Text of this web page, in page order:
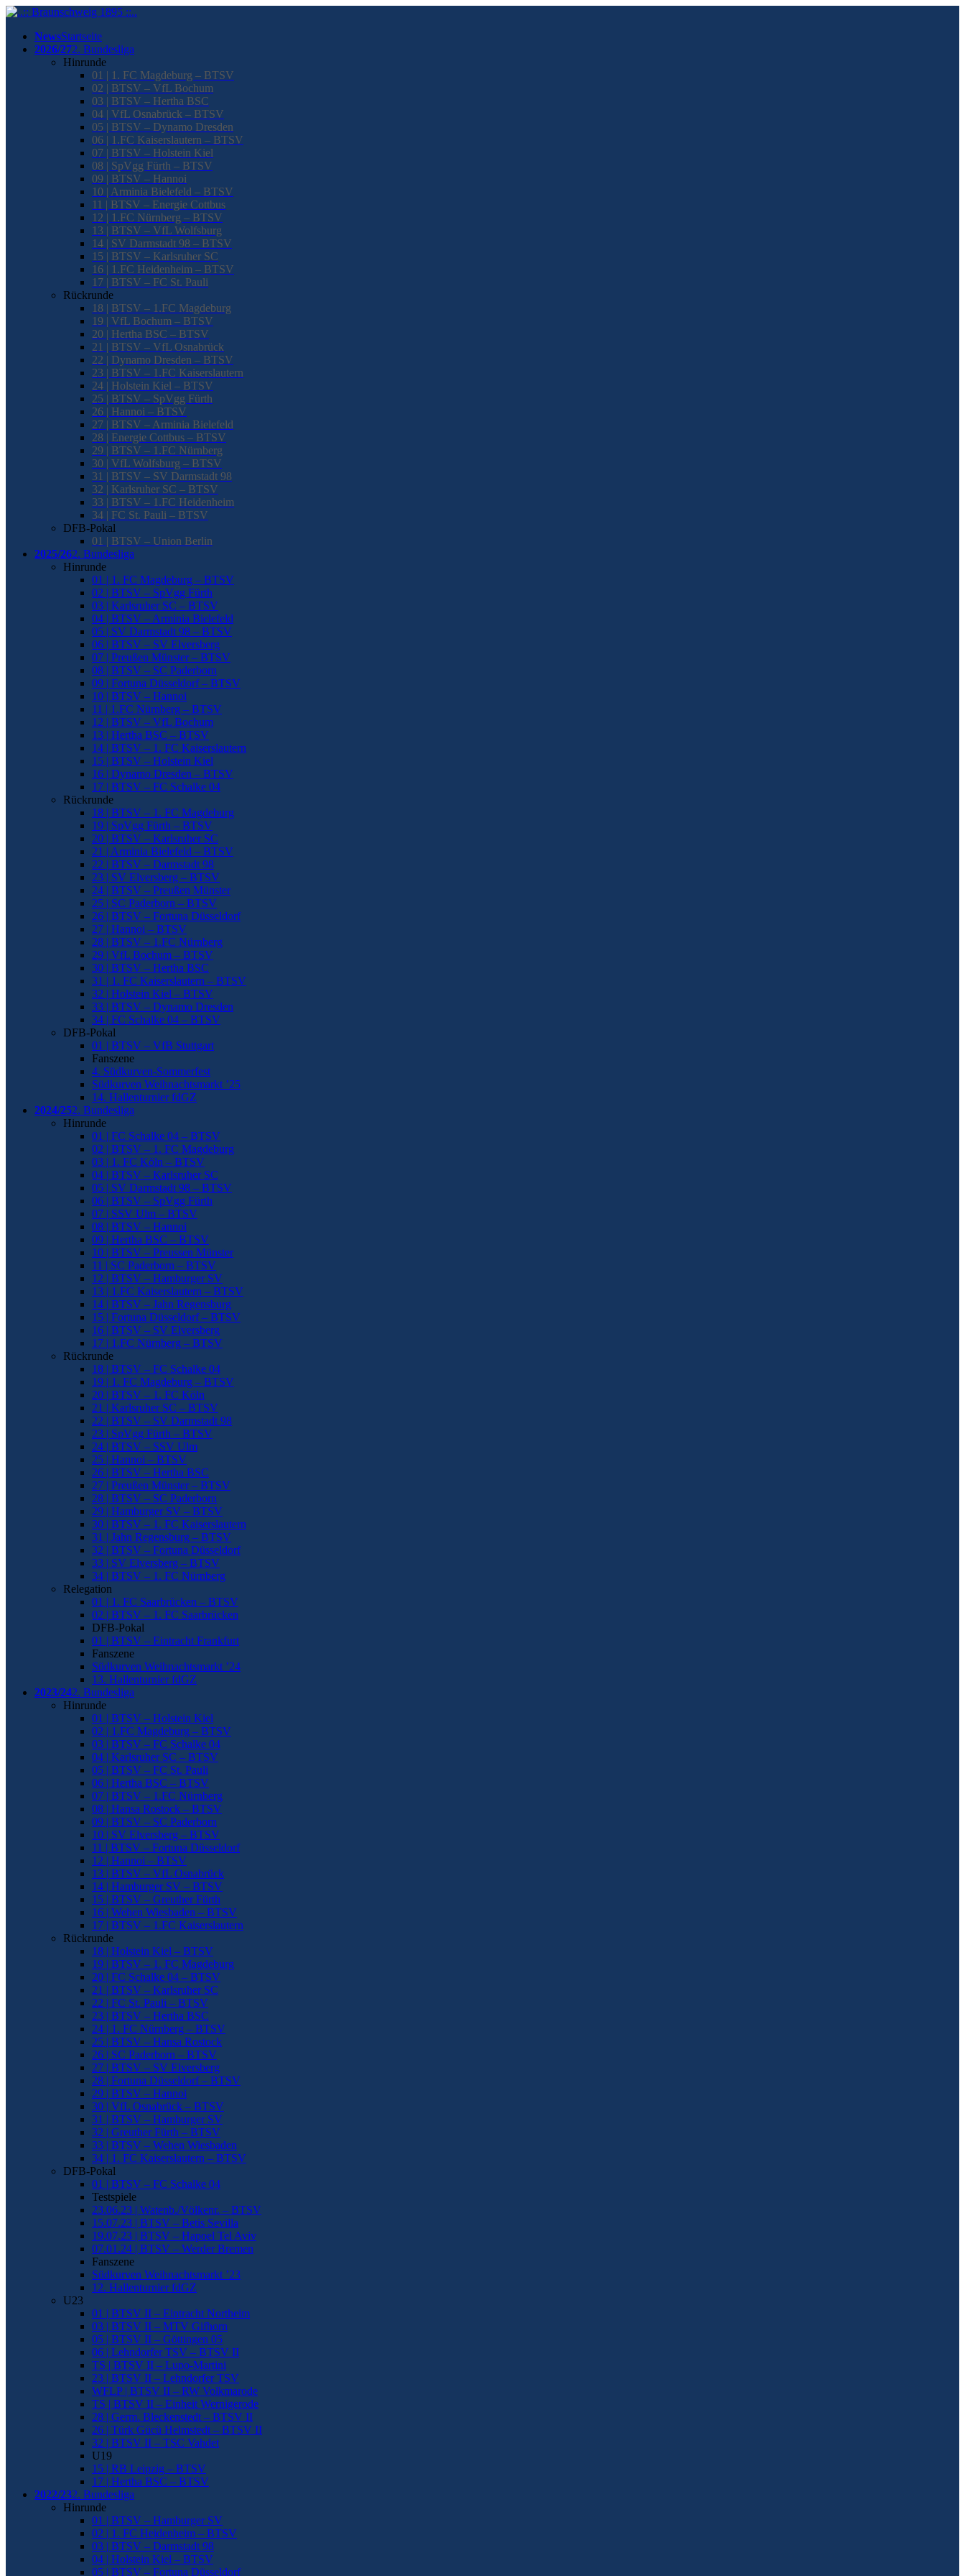
NewsStartseite
2026/272. Bundesliga
Hinrunde
01 | 1. FC Magdeburg – BTSV
02 | BTSV – VfL Bochum
03 | BTSV – Hertha BSC
04 | VfL Osnabrück – BTSV
05 | BTSV – Dynamo Dresden
06 | 1.FC Kaiserslautern – BTSV
07 | BTSV – Holstein Kiel
08 | SpVgg Fürth – BTSV
09 | BTSV – Hannoi
10 | Arminia Bielefeld – BTSV
11 | BTSV – Energie Cottbus
12 | 1.FC Nürnberg – BTSV
13 | BTSV – VfL Wolfsburg
14 | SV Darmstadt 98 – BTSV
15 | BTSV – Karlsruher SC
16 | 1.FC Heidenheim – BTSV
17 | BTSV – FC St. Pauli
Rückrunde
18 | BTSV – 1.FC Magdeburg
19 | VfL Bochum – BTSV
20 | Hertha BSC – BTSV
21 | BTSV – VfL Osnabrück
22 | Dynamo Dresden – BTSV
23 | BTSV – 1.FC Kaiserslautern
24 | Holstein Kiel – BTSV
25 | BTSV – SpVgg Fürth
26 | Hannoi – BTSV
27 | BTSV – Arminia Bielefeld
28 | Energie Cottbus – BTSV
29 | BTSV – 1.FC Nürnberg
30 | VfL Wolfsburg – BTSV
31 | BTSV – SV Darmstadt 98
32 | Karlsruher SC – BTSV
33 | BTSV – 1.FC Heidenheim
34 | FC St. Pauli – BTSV
DFB-Pokal
01 | BTSV – Union Berlin
2025/262. Bundesliga
Hinrunde
01 | 1. FC Magdeburg – BTSV
02 | BTSV – SpVgg Fürth
03 | Karlsruher SC – BTSV
04 | BTSV – Arminia Bielefeld
05 | SV Darmstadt 98 – BTSV
06 | BTSV – SV Elversberg
07 | Preußen Münster – BTSV
08 | BTSV – SC Paderborn
09 | Fortuna Düsseldorf – BTSV
10 | BTSV – Hannoi
11 | 1.FC Nürnberg – BTSV
12 | BTSV – VfL Bochum
13 | Hertha BSC – BTSV
14 | BTSV – 1. FC Kaiserslautern
15 | BTSV – Holstein Kiel
16 | Dynamo Dresden – BTSV
17 | BTSV – FC Schalke 04
Rückrunde
18 | BTSV – 1. FC Magdeburg
19 | SpVgg Fürth – BTSV
20 | BTSV – Karlsruher SC
21 | Arminia Bielefeld – BTSV
22 | BTSV – Darmstadt 98
23 | SV Elversberg – BTSV
24 | BTSV – Preußen Münster
25 | SC Paderborn – BTSV
26 | BTSV – Fortuna Düsseldorf
27 | Hannoi – BTSV
28 | BTSV – 1.FC Nürnberg
29 | VfL Bochum – BTSV
30 | BTSV – Hertha BSC
31 | 1. FC Kaiserslautern – BTSV
32 | Holstein Kiel – BTSV
33 | BTSV – Dynamo Dresden
34 | FC Schalke 04 – BTSV
DFB-Pokal
01 | BTSV – VfB Stuttgart
Fanszene
4. Südkurven-Sommerfest
Südkurven Weihnachtsmarkt ’25
14. Hallenturnier fdGZ
2024/252. Bundesliga
Hinrunde
01 | FC Schalke 04 – BTSV
02 | BTSV – 1. FC Magdeburg
03 | 1. FC Köln – BTSV
04 | BTSV – Karlsruher SC
05 | SV Darmstadt 98 – BTSV
06 | BTSV – SpVgg Fürth
07 | SSV Ulm – BTSV
08 | BTSV – Hannoi
09 | Hertha BSC – BTSV
10 | BTSV – Preussen Münster
11 | SC Paderborn – BTSV
12 | BTSV – Hamburger SV
13 | 1.FC Kaiserslautern – BTSV
14 | BTSV – Jahn Regensburg
15 | Fortuna Düsseldorf – BTSV
16 | BTSV – SV Elversberg
17 | 1.FC Nürnberg – BTSV
Rückrunde
18 | BTSV – FC Schalke 04
19 | 1. FC Magdeburg – BTSV
20 | BTSV – 1. FC Köln
21 | Karlsruher SC – BTSV
22 | BTSV – SV Darmstadt 98
23 | SpVgg Fürth – BTSV
24 | BTSV – SSV Ulm
25 | Hannoi – BTSV
26 | BTSV – Hertha BSC
27 | Preußen Münster – BTSV
28 | BTSV – SC Paderborn
29 | Hamburger SV – BTSV
30 | BTSV – 1. FC Kaiserslautern
31 | Jahn Regensburg – BTSV
32 | BTSV – Fortuna Düsseldorf
33 | SV Elversberg – BTSV
34 | BTSV – 1. FC Nürnberg
Relegation
01 | 1. FC Saarbrücken – BTSV
02 | BTSV – 1. FC Saarbrücken
DFB-Pokal
01 | BTSV – Eintracht Frankfurt
Fanszene
Südkurven Weihnachtsmarkt ’24
13. Hallenturnier fdGZ
2023/242. Bundesliga
Hinrunde
01 | BTSV – Holstein Kiel
02 | 1.FC Magdeburg – BTSV
03 | BTSV – FC Schalke 04
04 | Karlsruher SC – BTSV
05 | BTSV – FC St. Pauli
06 | Hertha BSC – BTSV
07 | BTSV – 1.FC Nürnberg
08 | Hansa Rostock – BTSV
09 | BTSV – SC Paderborn
10 | SV Elversberg – BTSV
11 | BTSV – Fortuna Düsseldorf
12 | Hannoi – BTSV
13 | BTSV – VfL Osnabrück
14 | Hamburger SV – BTSV
15 | BTSV – Greuther Fürth
16 | Wehen Wiesbaden – BTSV
17 | BTSV – 1.FC Kaiserslautern
Rückrunde
18 | Holstein Kiel – BTSV
19 | BTSV – 1. FC Magdeburg
20 | FC Schalke 04 – BTSV
21 | BTSV – Karlsruher SC
22 | FC St. Pauli – BTSV
23 | BTSV – Hertha BSC
24 | 1. FC Nürnberg – BTSV
25 | BTSV – Hansa Rostock
26 | SC Paderborn – BTSV
27 | BTSV – SV Elversberg
28 | Fortuna Düsseldorf – BTSV
29 | BTSV – Hannoi
30 | VfL Osnabrück – BTSV
31 | BTSV – Hamburger SV
32 | Greuther Fürth – BTSV
33 | BTSV – Wehen Wiesbaden
34 | 1. FC Kaiserslautern – BTSV
DFB-Pokal
01 | BTSV – FC Schalke 04
Testspiele
23.06.23 | Watenb./Völkenr. – BTSV
15.07.23 | BTSV – Betis Sevilla
19.07.23 | BTSV – Hapoel Tel Aviv
07.01.24 | BTSV – Werder Bremen
Fanszene
Südkurven Weihnachtsmarkt ’23
12. Hallenturnier fdGZ
U23
01 | BTSV II – Eintracht Northeim
03 | BTSV II – MTV Gifhorn
05 | BTSV II – Göttingen 05
06 | Lehndorfer TSV – BTSV II
TS | BTSV II – Lupo-Martini
23 | BTSV II – Lehndorfer TSV
WFLP | BTSV II – RW Volkmarode
TS | BTSV II – Einheit Wernigerode
28 | Germ. Bleckenstedt – BTSV II
26 | Türk Gücü Helmstedt – BTSV II
32 | BTSV II – TSC Vahdet
U19
15 | RB Leipzig – BTSV
17 | Hertha BSC – BTSV
2022/232. Bundesliga
Hinrunde
01 | BTSV – Hamburger SV
02 | 1. FC Heidenheim – BTSV
03 | BTSV – Darmstadt 98
04 | Holstein Kiel – BTSV
05 | BTSV – Fortuna Düsseldorf